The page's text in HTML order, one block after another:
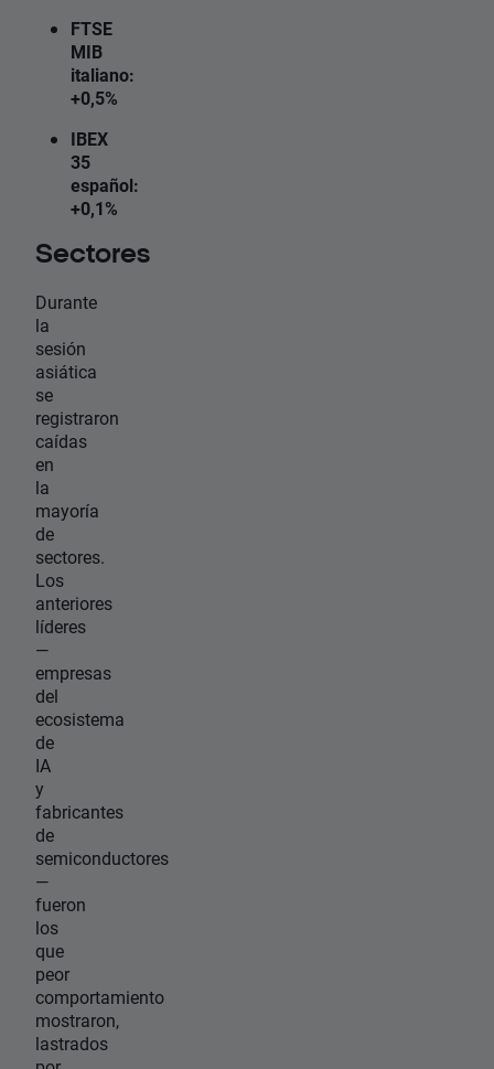
FTSE
MIB
italiano:
+0,5%
IBEX
35
español:
+0,1%
Sectores
Durante
la
sesión
asiática
se
registraron
caídas
en
la
mayoría
de
sectores.
Los
anteriores
líderes
—
empresas
del
ecosistema
de
IA
y
fabricantes
de
semiconductores
—
fueron
los
que
peor
comportamiento
mostraron,
lastrados